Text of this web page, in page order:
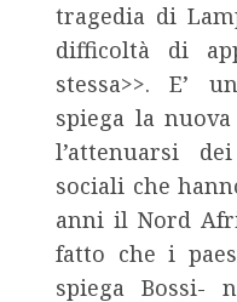
tragedia di
difficoltà di
stessa>>. E’
spiega la
l’attenuarsi
sociali che
anni il Nord
fatto che i
spiega Bossi-